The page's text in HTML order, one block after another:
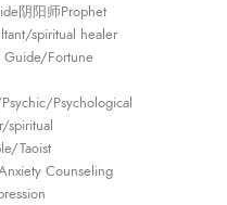
阴阳师Prophet
spiritual healer
Guide/Fortune
Psychological
spiritual
Taoist
Counseling